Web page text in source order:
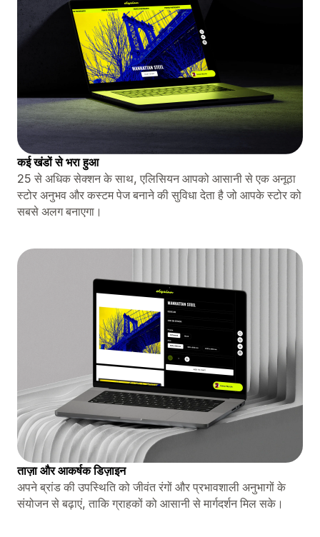
कई खंडों से भरा हुआ
25 से अधिक सेक्शन के साथ, एलिसियन आपको आसानी से एक अनूठा
स्टोर अनुभव और कस्टम पेज बनाने की सुविधा देता है जो आपके स्टोर को
सबसे अलग बनाएगा।
ताज़ा और आकर्षक डिज़ाइन
अपने ब्रांड की उपस्थिति को जीवंत रंगों और प्रभावशाली अनुभागों के
संयोजन से बढ़ाएं, ताकि ग्राहकों को आसानी से मार्गदर्शन मिल सके।